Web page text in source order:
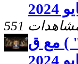
مشاهدات
( البشارة على الملأ " طبيعة الله 5" ) مع ق